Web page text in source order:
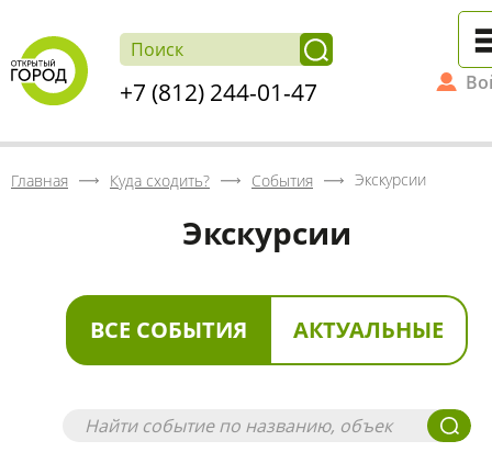
+7 (812) 244-01-47
Главная Куда сходить? События Экскурсии
Экскурсии
ВСЕ СОБЫТИЯ АКТУАЛЬНЫЕ